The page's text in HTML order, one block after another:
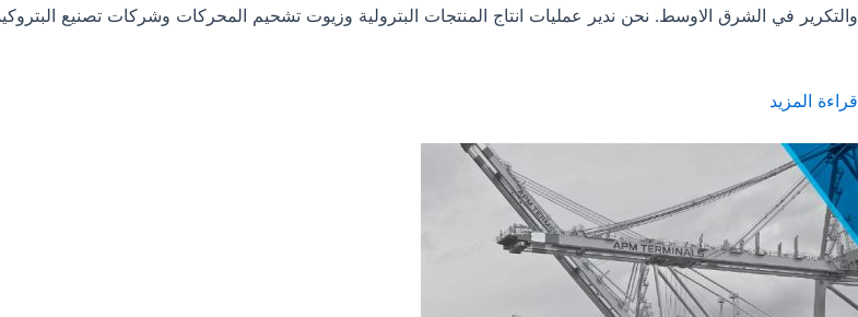
والتكرير في الشرق الاوسط. نحن ندير عمليات انتاج المنتجات البترولية وزيوت تشحيم المحركات وشركات تصنيع
قراءة المزيد